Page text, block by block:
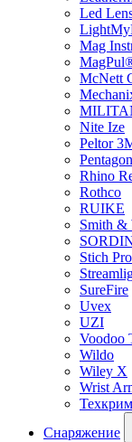
Led
Mag
McNett
Nite Ize
Peltor
Pentagon
Rhino
Rothco
RUIKE
Smith &
Stich
SureFire
Uvex
UZI
Voodoo
Wildo
Wiley X
Wrist
Техкрим
Снаряжение